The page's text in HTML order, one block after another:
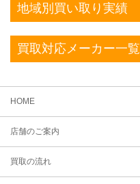
地域別買い取り実績
買取対応メーカー一覧
HOME
店舗のご案内
買取の流れ